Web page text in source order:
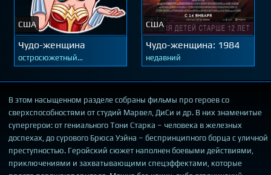
Чудо-женщина
остросюжетный
США
Чудо-женщина: 1984
недавний
США
В этом насыщенном разделе собраны фильмы про героев со
сверхспособностями от студий Марвел, ДиСи и др. В них знаменитые
супергерои: от гениального Тони Старка – человека в железных
доспехах, до сурового Брюса Уэйна – беспринципного борца с уличной
преступностью. Геройский сюжет наполнен боевыми действиями,
приключениями и захватывающими спецэффектами, которые